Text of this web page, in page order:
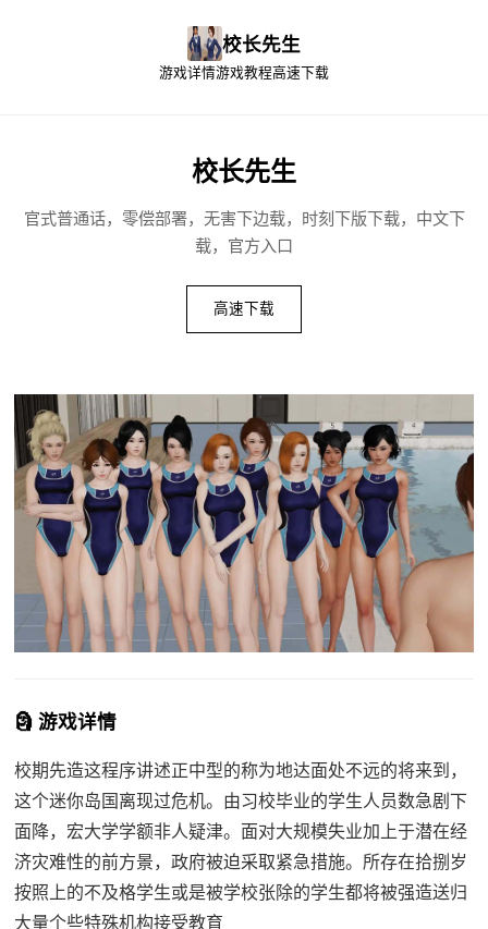
校长先生
游戏详情游戏教程高速下载
校长先生
官式普通话，零偿部署，无害下边载，时刻下版下载，中文下
载，官方入口
高速下载
🗿 游戏详情
校期先造这程序讲述正中型的称为地达面处不远的将来到，
这个迷你岛国离现过危机。由习校毕业的学生人员数急剧下
面降，宏大学学额非人疑津。面对大规模失业加上于潜在经
济灾难性的前方景，政府被迫采取紧急措施。所存在拾捌岁
按照上的不及格学生或是被学校张除的学生都将被强造送归
大量个些特殊机构接受教育